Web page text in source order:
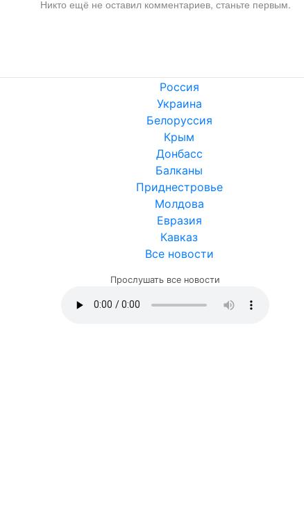
Никто ещё не оставил комментариев, станьте первым.
Россия
Украина
Белоруссия
Крым
Донбасс
Балканы
Приднестровье
Молдова
Евразия
Кавказ
Все новости
Прослушать все новости